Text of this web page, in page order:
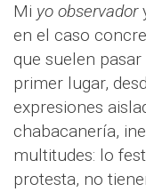
Mi yo observador
en el caso
que suelen
primer lugar,
expresiones
chabacanería,
multitudes: lo
protesta, no